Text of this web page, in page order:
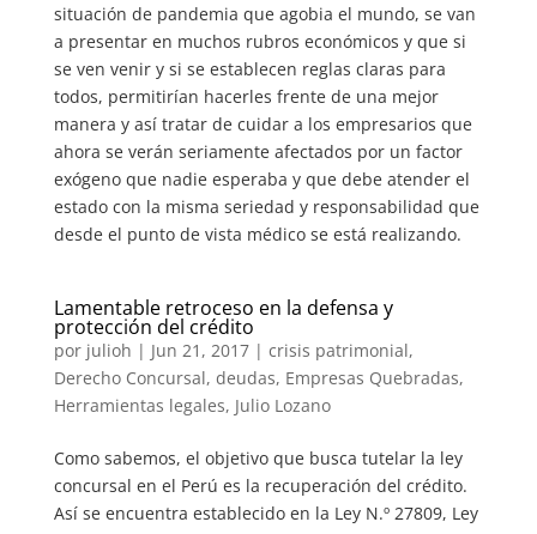
situación de pandemia que agobia el mundo, se van
a presentar en muchos rubros económicos y que si
se ven venir y si se establecen reglas claras para
todos, permitirían hacerles frente de una mejor
manera y así tratar de cuidar a los empresarios que
ahora se verán seriamente afectados por un factor
exógeno que nadie esperaba y que debe atender el
estado con la misma seriedad y responsabilidad que
desde el punto de vista médico se está realizando.
Lamentable retroceso en la defensa y
protección del crédito
por julioh | Jun 21, 2017| crisis patrimonial,
Derecho Concursal, deudas, Empresas Quebradas,
Herramientas legales, Julio Lozano
Como sabemos, el objetivo que busca tutelar la ley
concursal en el Perú es la recuperación del crédito.
Así se encuentra establecido en la Ley N.º 27809, Ley